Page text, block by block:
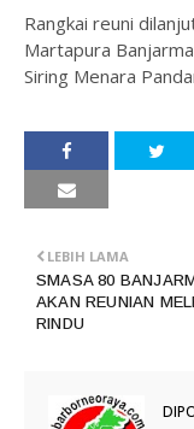
Rangkai reuni
Martapura
Siring Menara
LEBIH LAMA
SMASA 80
AKAN REUNIAN
RINDU